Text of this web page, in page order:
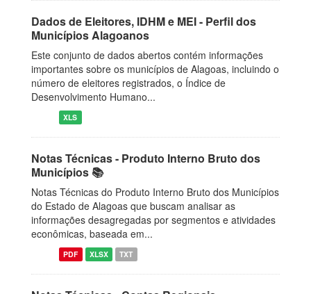
Dados de Eleitores, IDHM e MEI - Perfil dos
Municípios Alagoanos
Este conjunto de dados abertos contém informações
importantes sobre os municípios de Alagoas, incluindo o
número de eleitores registrados, o Índice de
Desenvolvimento Humano...
XLS
Notas Técnicas - Produto Interno Bruto dos
Municípios 📚
Notas Técnicas do Produto Interno Bruto dos Municípios
do Estado de Alagoas que buscam analisar as
informações desagregadas por segmentos e atividades
econômicas, baseada em...
PDF XLSX TXT